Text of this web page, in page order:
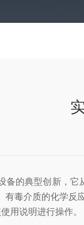
备的典型创新，
有毒介质的化学反
用说明进行操作。